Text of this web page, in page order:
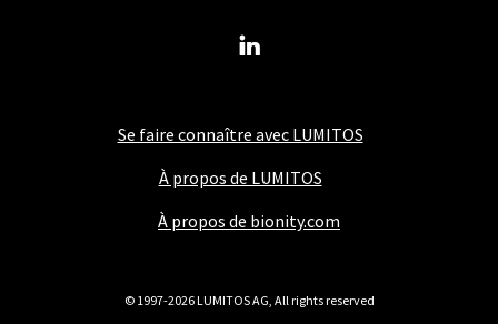
Se faire connaître avec LUMITOS
À propos de LUMITOS
À propos de bionity.com
© 1997-2026 LUMITOS AG, All rights reserved